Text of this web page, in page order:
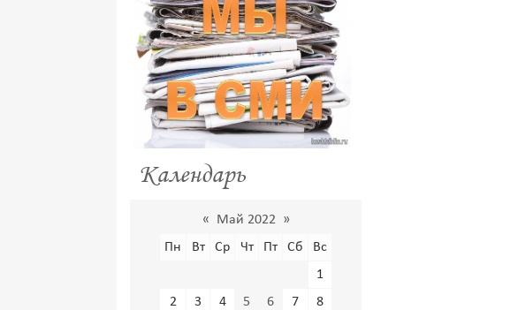
Календарь
« Май 2022 »
Пн
Вт Ср Чт Пт Сб
Вс
1
2
3 4 5 6 7
8